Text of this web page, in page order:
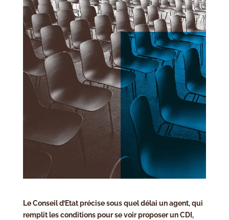
Le Conseil d’Etat précise sous quel délai un agent, qui
remplit les conditions pour se voir proposer un CDI,